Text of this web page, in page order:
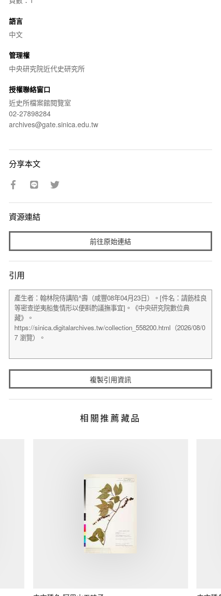
語言
中文
管理權
中央研究院近代史研究所
授權聯絡窗口
近史所檔案館閱覽室
02-27898284
archives@gate.sinica.edu.tw
分享本文
資源連結
前往原始連結
引用
複製引用資訊
相關推薦藏品